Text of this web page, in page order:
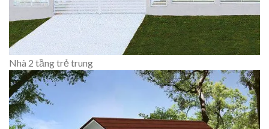
Nhà 2 tầng trẻ trung